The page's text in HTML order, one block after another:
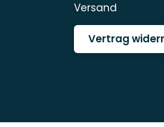
Versand
Vertrag